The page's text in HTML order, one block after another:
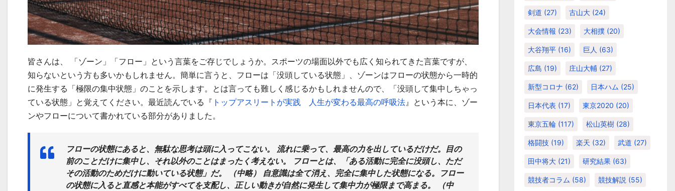
皆さんは、 「ゾーン」「フロー」という言葉をご存じでしょうか。スポーツの場面以外でも広く知られてきた言葉ですが、
知らないという方も多いかもしれません。簡単に言うと、フローは「没頭している状態」、ゾーンはフローの状態から一時的
に発生する「極限の集中状態」のことを示します。とは言っても難しく感じるかもしれませんので、「没頭して集中しちゃっ
ている状態」と覚えてください。最近読んでいる『 トップアスリートが実践 人生が変わる最高の呼吸法 』という本に、ゾー
ンやフローについて書かれている部分がありました。
フローの状態にあると、無駄な思考は頭に入ってこない。 流れに乗って、最高の力を出しているだけだ。目の
前のことだけに集中し、それ以外のことはまったく考えない。 フローとは、「ある活動に完全に没頭し、ただ
その活動のためだけに動いている状態」だ。 （中略） 自意識は全て消え、完全に集中した状態になる。フロー
の状態に入ると直感と本能がすべてを支配し、正しい動きが自然に発生して集中力が極限まで高まる。 （中
剣道 (27) 古山大 (24)
大会情報 (23) 大相撲 (20)
大谷翔平 (16) 巨人 (63)
広島 (19) 庄山大輔 (27)
新型コロナ (62) 日本ハム (25)
日本代表 (17) 東京2020 (20)
東京五輪 (117) 松山英樹 (28)
格闘技 (19) 楽天 (32) 武道 (27)
田中将大 (21) 研究結果 (63)
競技者コラム (58) 競技解説 (55)